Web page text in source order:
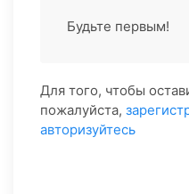
Будьте первым!
Для того, чтобы
пожалуйста,
авторизуйтесь